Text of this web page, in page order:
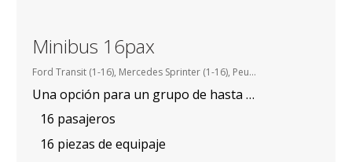
Minibus 16pax
Ford Transit (1-16), Mercedes Sprinter (1-16), Peugeot Boxer (1-16), etc.
Una opción para un grupo de hasta 16 personas
16 pasajeros
16 piezas de equipaje